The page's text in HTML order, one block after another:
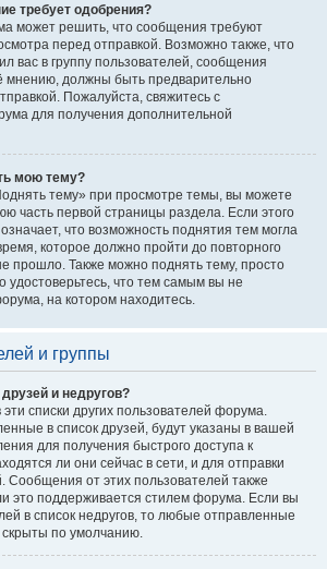
требует одобрения?
может решить, что сообщения требуют
перед отправкой. Возможно также, что
вас в группу пользователей, сообщения
мнению, должны быть предварительно
Пожалуйста, свяжитесь с
для получения дополнительной
мою тему?
тему» при просмотре темы, вы можете
часть первой страницы раздела. Если этого
что возможность поднятия тем могла
которое должно пройти до повторного
прошло. Также можно поднять тему, просто
удостоверьтесь, что тем самым вы не
на котором находитесь.
и группы
и недругов?
списки других пользователей форума.
в список друзей, будут указаны в вашей
для получения быстрого доступа к
ли они сейчас в сети, и для отправки
от этих пользователей также
это поддерживается стилем форума. Если вы
в список недругов, то любые отправленные
по умолчанию.